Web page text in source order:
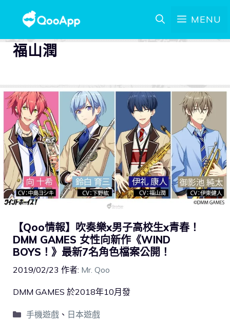
MENU
福山潤
【Qoo情報】吹奏樂x男子高校生x青春！
DMM GAMES 女性向新作《WIND
BOYS！》最新7名角色檔案公開！
2019/02/23 作者: Mr. Qoo
DMM GAMES 於2018年10月發
手機遊戲、 日本遊戲